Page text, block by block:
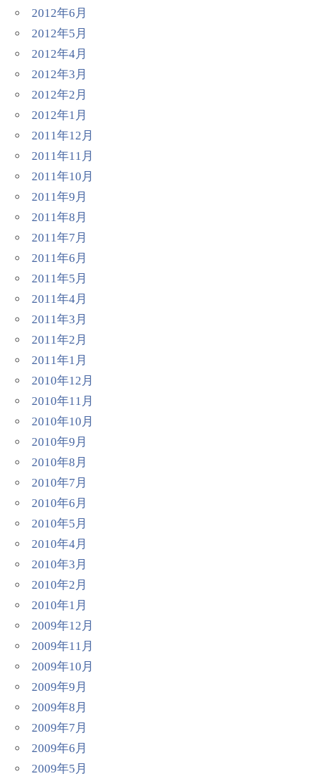
2012年6月
2012年5月
2012年4月
2012年3月
2012年2月
2012年1月
2011年12月
2011年11月
2011年10月
2011年9月
2011年8月
2011年7月
2011年6月
2011年5月
2011年4月
2011年3月
2011年2月
2011年1月
2010年12月
2010年11月
2010年10月
2010年9月
2010年8月
2010年7月
2010年6月
2010年5月
2010年4月
2010年3月
2010年2月
2010年1月
2009年12月
2009年11月
2009年10月
2009年9月
2009年8月
2009年7月
2009年6月
2009年5月